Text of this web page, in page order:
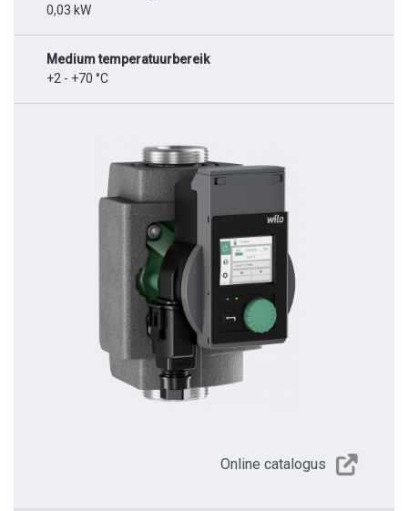
0,03 kW
Medium temperatuurbereik
+2 - +70 °C
Online catalogus